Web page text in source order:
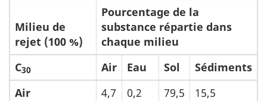
Milieu de
rejet (100 %)
Pourcentage de la
substance répartie dans
chaque milieu
C30 Air Eau Sol
Sédiments
Air
4,7 0,2 79,5
15,5